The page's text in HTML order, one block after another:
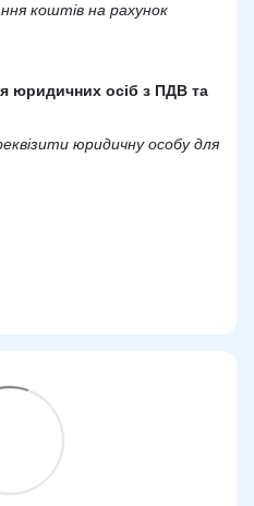
коштів на рахунок
юридичних осіб з ПДВ та
юридичну особу для